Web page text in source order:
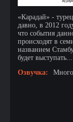
«Карадай» -
давно, в 2012
что события
происходят в
названием
будет выступать...
Озвучка: